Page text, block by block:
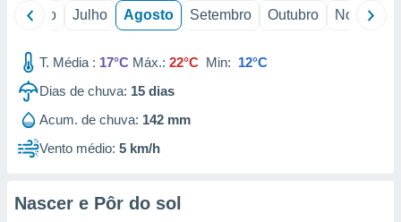
Junho Julho Agosto Setembro Outubro Novembro
T. Média : 17°C Máx.: 22°C Min: 12°C
Dias de chuva: 15 dias
Acum. de chuva: 142 mm
Vento médio: 5 km/h
Nascer e Pôr do sol